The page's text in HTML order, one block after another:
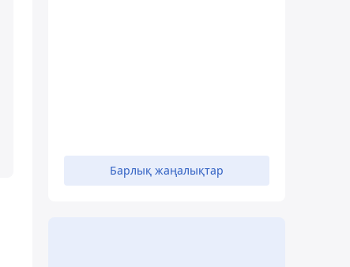
Барлық жаңалықтар